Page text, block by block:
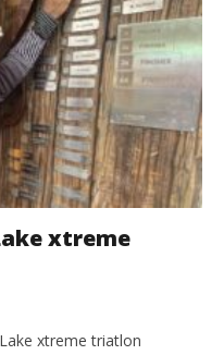
xtreme
xtreme triatlon